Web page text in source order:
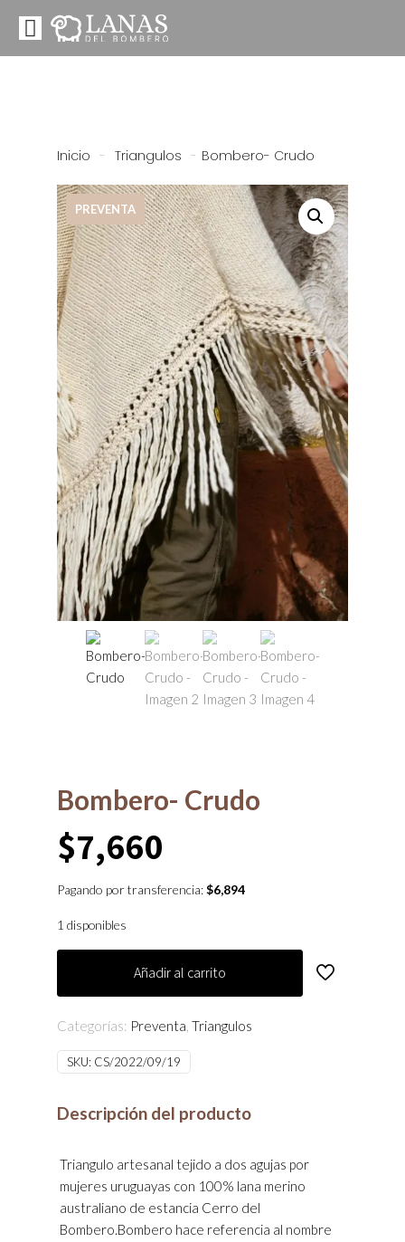
Inicio - Triangulos - Bombero- Crudo
PREVENTA
Bombero- Crudo
$7,660
Pagando por transferencia:$6,894
1 disponibles
Añadir al carrito
Categorías: Preventa Triangulos
SKU: CS/2022/09/19
Descripción del producto
Triangulo artesanal tejido a dos agujas por
mujeres uruguayas con 100% lana merino
australiano de estancia Cerro del
Bombero.Bombero hace referencia al nombre